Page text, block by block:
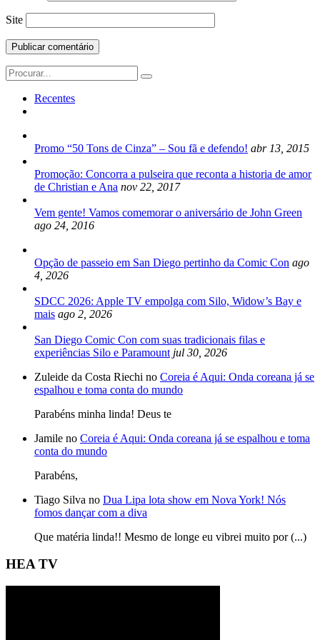
Site
Search
for:
Recentes
Promo “50 Tons de Cinza” – Sou fã e defendo! abr 13, 2015
Promoção: Concorra a pulseira que reconta a historia de amor
de Christian e Ana nov 22, 2017
Vem gente! Vamos comemorar o aniversário de John Green
ago 24, 2016
Opção de passeio em San Diego pertinho da Comic Con ago
4, 2026
SDCC 2026: Apple TV empolga com Silo, Widow’s Bay e
mais ago 2, 2026
San Diego Comic Con com suas tradicionais filas e
experiências Silo e Paramount jul 30, 2026
Zuleide da Costa Riechi no Coreia é Aqui: Onda coreana já se
espalhou e toma conta do mundo
Parabéns minha linda! Deus te
Jamile no Coreia é Aqui: Onda coreana já se espalhou e toma
conta do mundo
Parabéns,
Tiago Silva no Dua Lipa lota show em Nova York! Nós
fomos dançar com a diva
Que matéria linda!! Mesmo de longe eu vibrei muito por (...)
HEA TV